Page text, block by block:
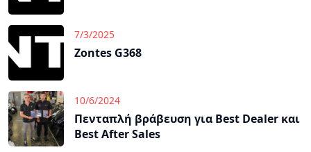
7/3/2025
Zontes G368
10/6/2024
Πενταπλή βράβευση για Best Dealer και
Best After Sales